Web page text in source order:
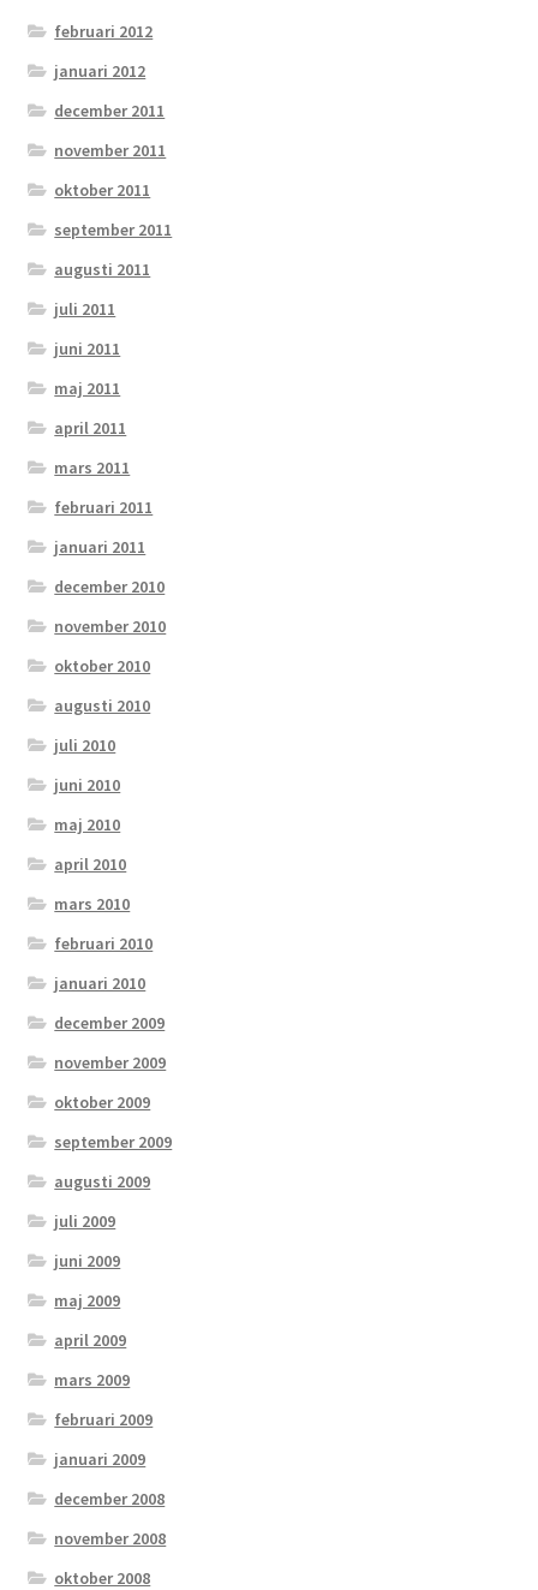
februari 2012
januari 2012
december 2011
november 2011
oktober 2011
september 2011
augusti 2011
juli 2011
juni 2011
maj 2011
april 2011
mars 2011
februari 2011
januari 2011
december 2010
november 2010
oktober 2010
augusti 2010
juli 2010
juni 2010
maj 2010
april 2010
mars 2010
februari 2010
januari 2010
december 2009
november 2009
oktober 2009
september 2009
augusti 2009
juli 2009
juni 2009
maj 2009
april 2009
mars 2009
februari 2009
januari 2009
december 2008
november 2008
oktober 2008